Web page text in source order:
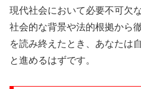
現代社会において必要不可欠
社会的な背景や法的根拠から
を読み終えたとき、あなたは
と進めるはずです。